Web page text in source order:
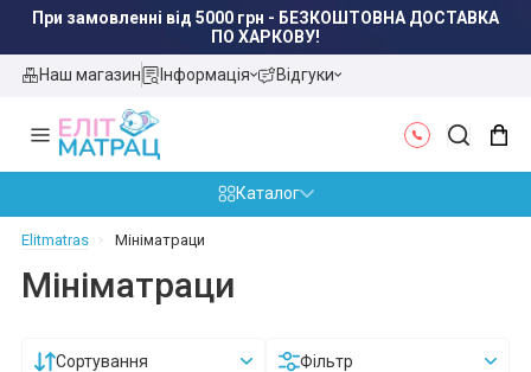
При замовленні від 5000 грн - БЕЗКОШТОВНА ДОСТАВКА
ПО ХАРКОВУ!
Наш магазин
Інформація Відгуки
Каталог
Elitmatras Мініматраци
Мініматраци
Сортування Фільтр